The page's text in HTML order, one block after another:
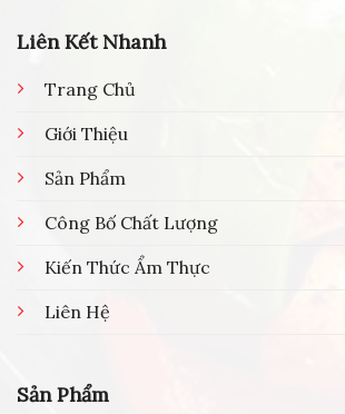
Liên Kết Nhanh
Trang Chủ
Giới Thiệu
Sản Phẩm
Công Bố Chất Lượng
Kiến Thức Ẩm Thực
Liên Hệ
Sản Phẩm